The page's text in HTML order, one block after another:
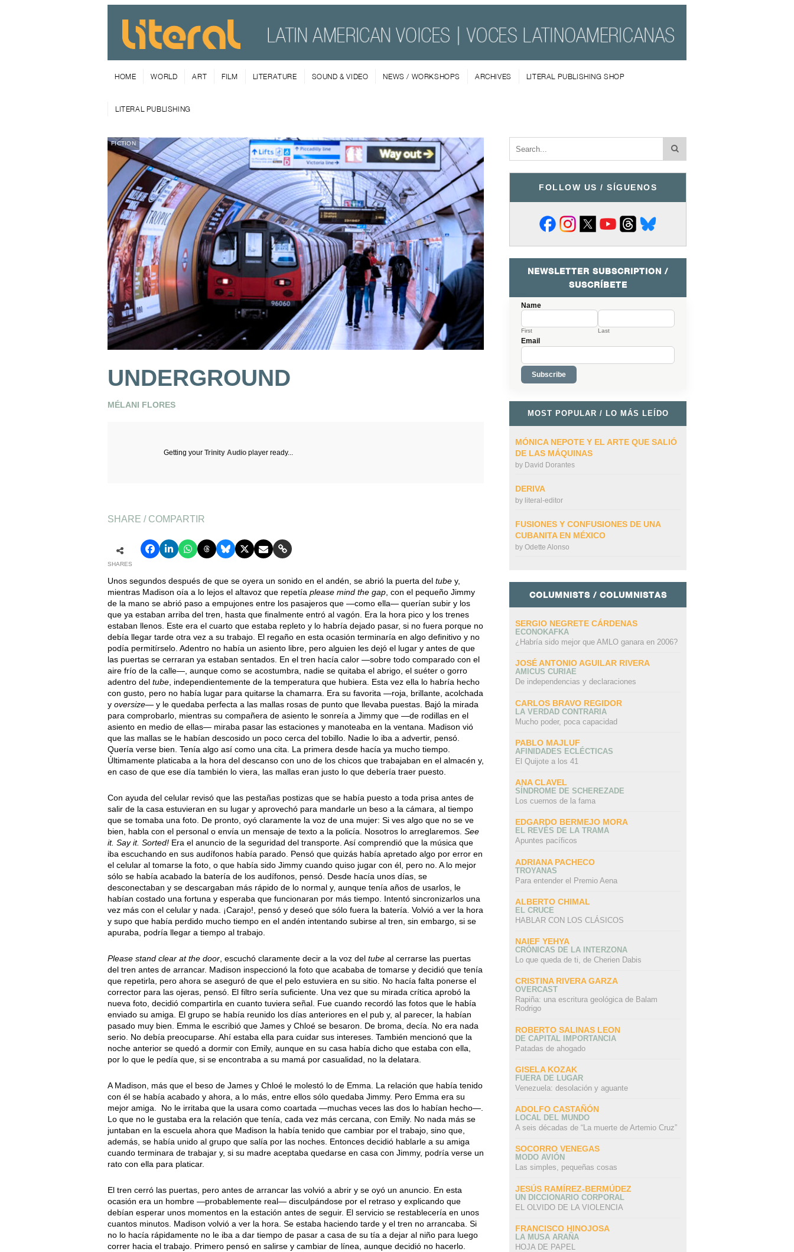
HOME WORLD ART FILM LITERATURE SOUND & VIDEO NEWS / WORKSHOPS ARCHIVES LITERAL PUBLISHING SHOP
LITERAL PUBLISHING
FICTION
UNDERGROUND
MÉLANI FLORES
Getting your Trinity Audioplayer ready...
SHARE / COMPARTIR
SHARES
Unos segundos después de que se oyera un sonido en el andén, se abrió la puerta del tube y,
mientras Madison oía a lo lejos el altavoz que repetía please mind the gap , con el pequeño Jimmy
de la mano se abrió paso a empujones entre los pasajeros que —como ella— querían subir y los
que ya estaban arriba del tren, hasta que finalmente entró al vagón. Era la hora pico y los trenes
estaban llenos. Este era el cuarto que estaba repleto y lo habría dejado pasar, si no fuera porque no
debía llegar tarde otra vez a su trabajo. El regaño en esta ocasión terminaría en algo definitivo y no
podía permitírselo. Adentro no había un asiento libre, pero alguien les dejó el lugar y antes de que
las puertas se cerraran ya estaban sentados. En el tren hacía calor —sobre todo comparado con el
aire frío de la calle—, aunque como se acostumbra, nadie se quitaba el abrigo, el suéter o gorro
adentro del tube , independientemente de la temperatura que hubiera. Esta vez ella lo habría hecho
con gusto, pero no había lugar para quitarse la chamarra. Era su favorita —roja, brillante, acolchada
y oversize— y le quedaba perfecta a las mallas rosas de punto que llevaba puestas. Bajó la mirada
para comprobarlo, mientras su compañera de asiento le sonreía a Jimmy que —de rodillas en el
asiento en medio de ellas— miraba pasar las estaciones y manoteaba en la ventana. Madison vió
que las mallas se le habían descosido un poco cerca del tobillo. Nadie lo iba a advertir, pensó.
Quería verse bien. Tenía algo así como una cita. La primera desde hacía ya mucho tiempo.
Últimamente platicaba a la hora del descanso con uno de los chicos que trabajaban en el almacén y,
en caso de que ese día también lo viera, las mallas eran justo lo que debería traer puesto.
Con ayuda del celular revisó que las pestañas postizas que se había puesto a toda prisa antes de
salir de la casa estuvieran en su lugar y aprovechó para mandarle un beso a la cámara, al tiempo
que se tomaba una foto. De pronto, oyó claramente la voz de una mujer: Si ves algo que no se ve
bien, habla con el personal o envía un mensaje de texto a la policía. Nosotros lo arreglaremos. See
it. Say it. Sorted! Era el anuncio de la seguridad del transporte. Así comprendió que la música que
iba escuchando en sus audífonos había parado. Pensó que quizás había apretado algo por error en
el celular al tomarse la foto, o que había sido Jimmy cuando quiso jugar con él, pero no. A lo mejor
sólo se había acabado la batería de los audífonos, pensó. Desde hacía unos días, se
desconectaban y se descargaban más rápido de lo normal y, aunque tenía años de usarlos, le
habían costado una fortuna y esperaba que funcionaran por más tiempo. Intentó sincronizarlos una
vez más con el celular y nada. ¡Carajo!, pensó y deseó que sólo fuera la batería. Volvió a ver la hora
y supo que había perdido mucho tiempo en el andén intentando subirse al tren, sin embargo, si se
apuraba, podría llegar a tiempo al trabajo.
Please stand clear at the door , escuchó claramente decir a la voz del tube al cerrarse las puertas
del tren antes de arrancar. Madison inspeccionó la foto que acababa de tomarse y decidió que tenía
que repetirla, pero ahora se aseguró de que el pelo estuviera en su sitio. No hacía falta ponerse el
corrector para las ojeras, pensó. El filtro sería suficiente. Una vez que su mirada crítica aprobó la
nueva foto, decidió compartirla en cuanto tuviera señal. Fue cuando recordó las fotos que le había
enviado su amiga. El grupo se había reunido los días anteriores en el pub y, al parecer, la habían
pasado muy bien. Emma le escribió que James y Chloé se besaron. De broma, decía. No era nada
serio. No debía preocuparse. Ahí estaba ella para cuidar sus intereses. También mencionó que la
noche anterior se quedó a dormir con Emily, aunque en su casa había dicho que estaba con ella,
por lo que le pedía que, si se encontraba a su mamá por casualidad, no la delatara.
A Madison, más que el beso de James y Chloé le molestó lo de Emma. La relación que había tenido
con él se había acabado y ahora, a lo más, entre ellos sólo quedaba Jimmy. Pero Emma era su
mejor amiga. No le irritaba que la usara como coartada —muchas veces las dos lo habían hecho—.
Lo que no le gustaba era la relación que tenía, cada vez más cercana, con Emily. No nada más se
juntaban en la escuela ahora que Madison la había tenido que cambiar por el trabajo, sino que,
además, se había unido al grupo que salía por las noches. Entonces decidió hablarle a su amiga
cuando terminara de trabajar y, si su madre aceptaba quedarse en casa con Jimmy, podría verse un
rato con ella para platicar.
El tren cerró las puertas, pero antes de arrancar las volvió a abrir y se oyó un anuncio. En esta
ocasión era un hombre —probablemente real— disculpándose por el retraso y explicando que
debían esperar unos momentos en la estación antes de seguir. El servicio se restablecería en unos
cuantos minutos. Madison volvió a ver la hora. Se estaba haciendo tarde y el tren no arrancaba. Si
no lo hacía rápidamente no le iba a dar tiempo de pasar a casa de su tía a dejar al niño para luego
correr hacia el trabajo. Primero pensó en salirse y cambiar de línea, aunque decidió no hacerlo.
FOLLOW US / SÍGUENOS
NEWSLETTER SUBSCRIPTION /
SUSCRÍBETE
Name
First Last
Email
MOST POPULAR / LO MÁS LEÍDO
MÓNICA NEPOTE Y EL ARTE QUE SALIÓ
DE LAS MÁQUINAS
by David Dorantes
DERIVA
by literal-editor
FUSIONES Y CONFUSIONES DE UNA
CUBANITA EN MÉXICO
by Odette Alonso
COLUMNISTS / COLUMNISTAS
SERGIO NEGRETE CÁRDENAS
ECONOKAFKA
¿Habría sido mejor que AMLO ganara en 2006?
JOSÉ ANTONIO AGUILAR RIVERA
AMICUS CURIAE
De independencias y declaraciones
CARLOS BRAVO REGIDOR
LA VERDAD CONTRARIA
Mucho poder, poca capacidad
PABLO MAJLUF
AFINIDADES ECLÉCTICAS
El Quijote a los 41
ANA CLAVEL
SÍNDROME DE SCHEREZADE
Los cuernos de la fama
EDGARDO BERMEJO MORA
EL REVÉS DE LA TRAMA
Apuntes pacíficos
ADRIANA PACHECO
TROYANAS
Para entender el Premio Aena
ALBERTO CHIMAL
EL CRUCE
HABLAR CON LOS CLÁSICOS
NAIEF YEHYA
CRÓNICAS DE LA INTERZONA
Lo que queda de ti, de Cherien Dabis
CRISTINA RIVERA GARZA
OVERCAST
Rapiña: una escritura geológica de Balam
Rodrigo
ROBERTO SALINAS LEON
DE CAPITAL IMPORTANCIA
Patadas de ahogado
GISELA KOZAK
FUERA DE LUGAR
Venezuela: desolación y aguante
ADOLFO CASTAÑÓN
LOCAL DEL MUNDO
A seis décadas de “La muerte de Artemio Cruz”
SOCORRO VENEGAS
MODO AVIÓN
Las simples, pequeñas cosas
JESÚS RAMÍREZ-BERMÚDEZ
UN DICCIONARIO CORPORAL
EL OLVIDO DE LA VIOLENCIA
FRANCISCO HINOJOSA
LA MUSA ARAÑA
HOJA DE PAPEL